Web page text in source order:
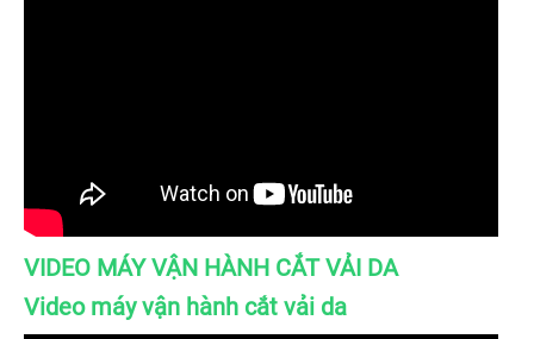
VIDEO MÁY VẬN HÀNH CẮT VẢI DA
Video máy vận hành cắt vải da